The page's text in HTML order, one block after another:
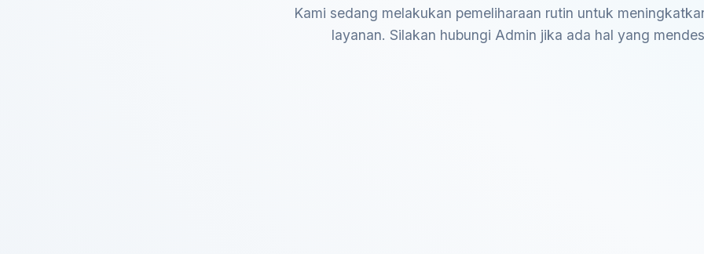
Kami sedang melakukan pemeliharaan rutin untuk
layanan. Silakan hubungi Admin jika ada hal yang